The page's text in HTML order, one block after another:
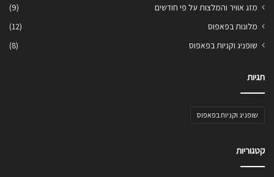
מזג אוויר והמלצות על פי חודשים
(9)
מלונות בפאפוס
(12)
שופניג וקניות בפאפוס
(8)
תגיות
שופניג וקניות בפאפוס
קטגוריות